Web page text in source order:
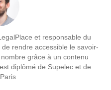
et responsable du
rendre accessible le savoir-
grâce à un contenu
diplômé de Supelec et de